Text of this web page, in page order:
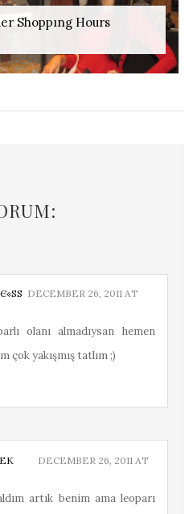
Maxi
DECEMBER 26, 2011 AT
olanı almadıysan hemen
çok yakışmış tatlım ;)
DECEMBER 26, 2011 AT
artık benim ama leoparı